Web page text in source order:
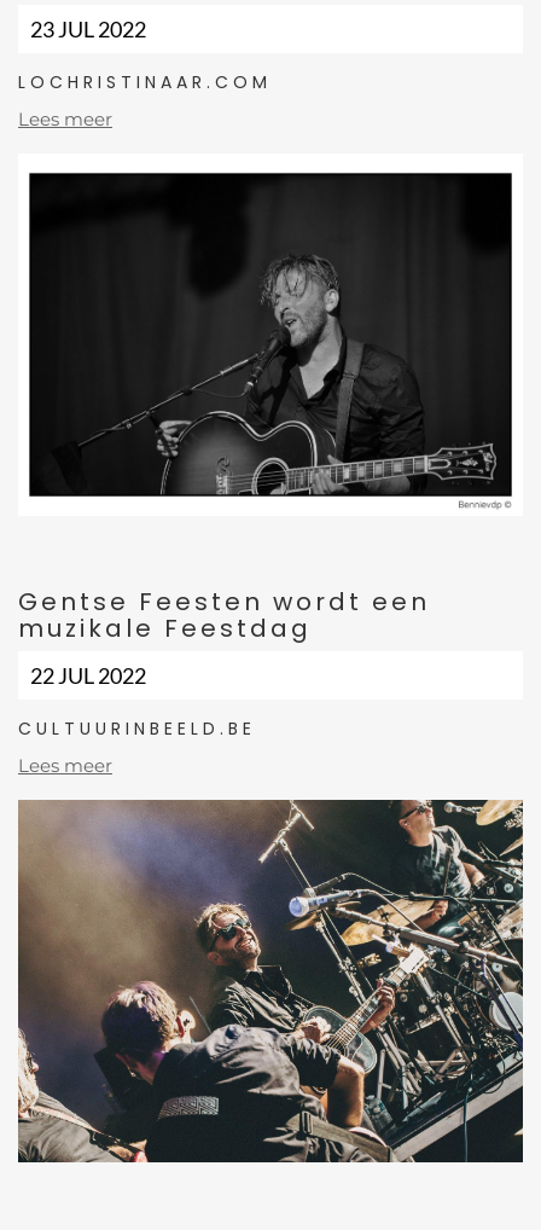
23 JUL 2022
LOCHRISTINAAR.COM
Lees meer
Gentse Feesten wordt een
muzikale Feestdag
22 JUL 2022
CULTUURINBEELD.BE
Lees meer